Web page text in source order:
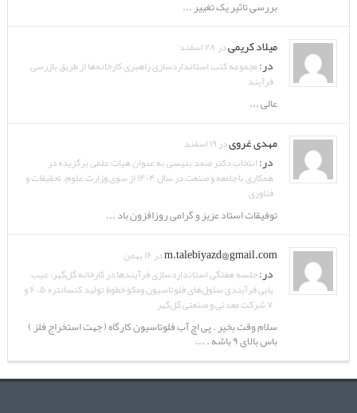
بررسی تاثیر یک تغییر ...
میلاد کریمیدر ۲۸ اسفند
در:مجموعه کتب استانداردسازی راهبری کارخانه‌ها از طریق بازرسی
فرآیند
عالی ...
مهدی غرویدر ۱۹ اسفند
در:انتخاب دکتر صمد بنیسی به عنوان هیات علمی برگزیده در
همکاری با جامعه و صنعت در سال ۱۴۰۴ از سوی وزارت علوم، تحقیقات و
فناوری
توفیقات استاد عزیز و گرامی روزافزون باد ...
m.talebiyazd@gmail.comدر ۱۶ بهمن
در:جلسه هفتگی استانداردسازی فرآیندها در کارخانه گل‌گهر: عیب
یابی فرآیندی سلول‌های فلوتاسیون ومکو خطوط تولید کنسانتره ۵، ۶ و
۷ شرکت معدنی و صنعتی گل‌گهر
سلام وقت بخیر . پی اچ آب فلوتاسیون کارگاه ( جهت استخراج فلز )
باس بالای ۹ باشه . ...